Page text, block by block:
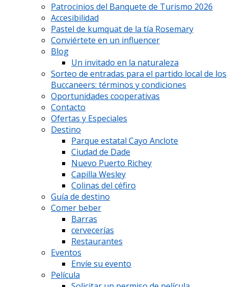
Patrocinios del Banquete de Turismo 2026
Accesibilidad
Pastel de kumquat de la tía Rosemary
Conviértete en un influencer
Blog
Un invitado en la naturaleza
Sorteo de entradas para el partido local de los
Buccaneers: términos y condiciones
Oportunidades cooperativas
Contacto
Ofertas y Especiales
Destino
Parque estatal Cayo Anclote
Ciudad de Dade
Nuevo Puerto Richey
Capilla Wesley
Colinas del céfiro
Guía de destino
Comer beber
Barras
cervecerías
Restaurantes
Eventos
Envíe su evento
Película